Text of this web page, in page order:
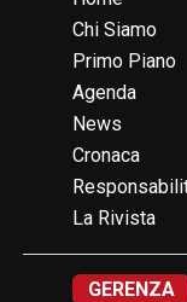
Chi Siamo
Primo Piano
Agenda
News
Cronaca
La Rivista
GERENZA